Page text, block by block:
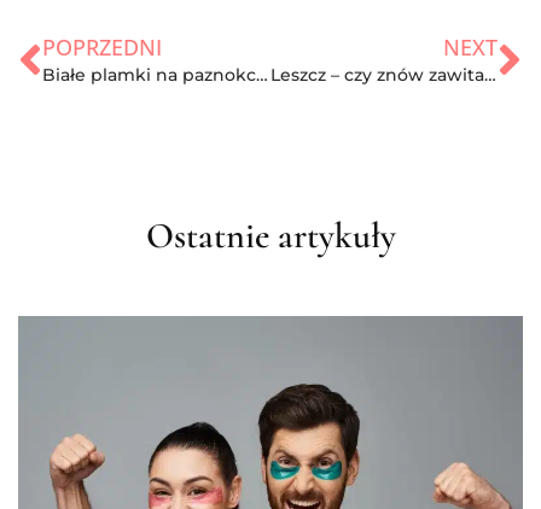
POPRZEDNI
Białe plamki na paznokciach – o czym świadczą?
NEXT
Leszcz – czy znów zawita na polskich stołach?
Ostatnie artykuły